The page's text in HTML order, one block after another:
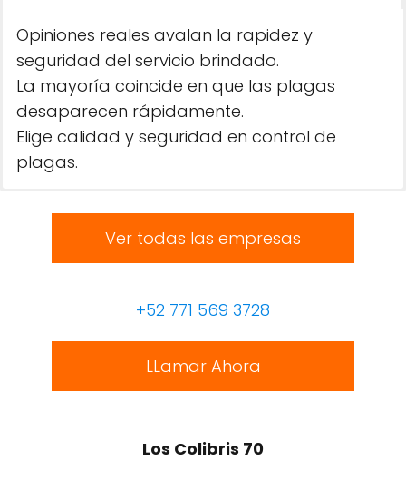
Opiniones reales avalan la rapidez y
seguridad del servicio brindado.
La mayoría coincide en que las plagas
desaparecen rápidamente.
Elige calidad y seguridad en control de
plagas.
Ver todas las empresas
+52 771 569 3728
LLamar Ahora
Los Colibris 70